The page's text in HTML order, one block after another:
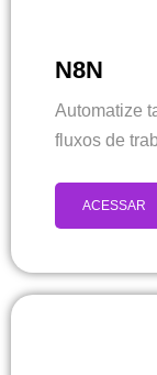
N8N
Automatize
fluxos de
ACESSAR